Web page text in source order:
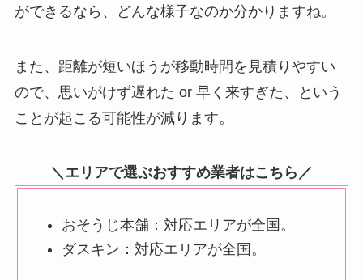
ができるなら、どんな様子なのか分かりますね。
また、距離が短いほうが移動時間を見積りやすい
ので、思いがけず遅れた or 早く来すぎた、という
ことが起こる可能性が減ります。
＼エリアで選ぶおすすめ業者はこちら／
おそうじ本舗：対応エリアが全国。
ダスキン：対応エリアが全国。